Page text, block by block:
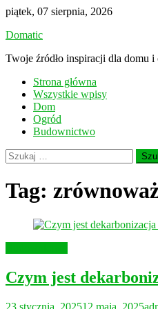
Skip
content
piątek, 07 sierpnia, 2026
Domatic
Twoje źródło inspiracji dla domu i
Strona główna
Wszystkie wpisy
Dom
Ogród
Budownictwo
Szukaj:
Tag:
Czym jest
23 stycznia, 202512 maja, 2025